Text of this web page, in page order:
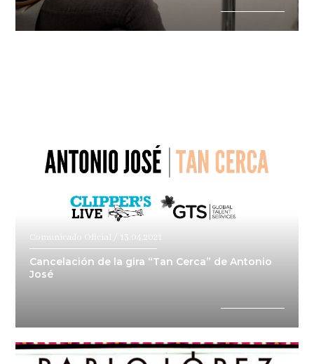
Comunicado Oficial / 13.04.2021
Cancelación de la gira “Tan Cerca” de Antonio
José